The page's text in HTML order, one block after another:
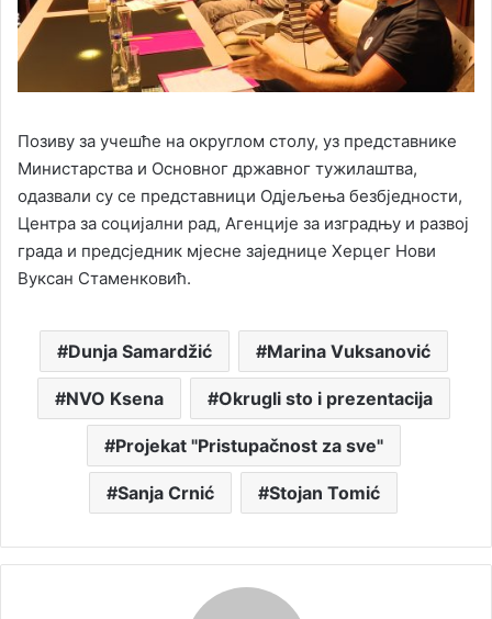
Позиву за учешће на округлом столу, уз представнике
Министарства и Основног државног тужилаштва,
одазвали су се представници Одјељења безбједности,
Центра за социјални рад, Агенције за изградњу и развој
града и предсједник мјесне заједнице Херцег Нови
Вуксан Стаменковић.
Dunja Samardžić Marina Vuksanović
NVO Ksena Okrugli sto i prezentacija
Projekat "Pristupačnost za sve"
Sanja Crnić Stojan Tomić